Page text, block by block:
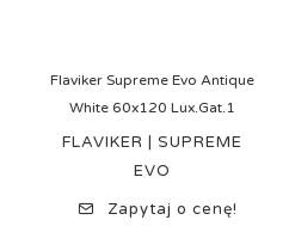
Flaviker Supreme Evo Antique
White 60x120 Lux.Gat.1
FLAVIKER | SUPREME
EVO
Zapytaj o cenę!